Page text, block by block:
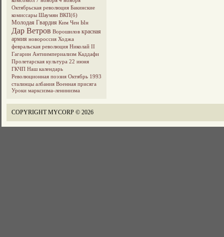
Октябрьская революция Бакинские
комиссары Шаумян ВКП(б)
Молодая Гвардия Ким Чен Ын
Дар Ветров Ворошилов красная
армия новороссия Ходжа
февральская революция Николай II
Гагарин Антиимпериализм Каддафи
Пролетарская культура 22 июня
ГКЧП Наш календарь
Революционная поэзия Октябрь 1993
сталинцы албания Военная присяга
Уроки марксизма-ленинизма
COPYRIGHT MYCORP © 2026